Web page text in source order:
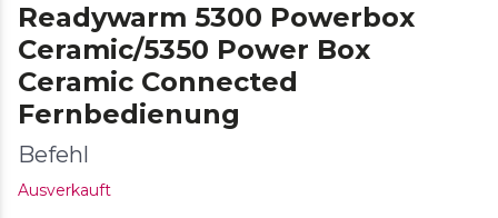
Readywarm 5300 Powerbox
Ceramic/5350 Power Box
Ceramic Connected
Fernbedienung
Befehl
Ausverkauft